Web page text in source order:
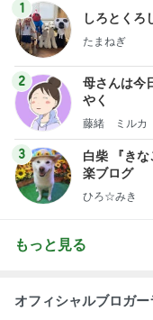
1
しろとくろ
たまねぎ
2
母さんは今
やく
藤緒 ミルカ
3
白柴 『き
楽ブログ
ひろ☆みき
もっと見る
オフィシャルブロガ